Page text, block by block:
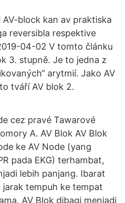
block kan av praktiska
reversibla respektive
04-02 V tomto článku
3. stupně. Je to jedna z
arytmií. Jako AV
tváří AV blok 2.
cez pravé Tawarové
A. AV Blok AV Blok
ke AV Node (yang
pada EKG) terhambat,
lebih panjang. Ibarat
tempuh ke tempat
AV Blok dibagi menjadi